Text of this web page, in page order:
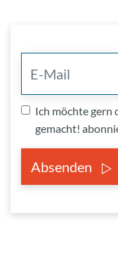
Ich möchte gern
gemacht!
Absenden